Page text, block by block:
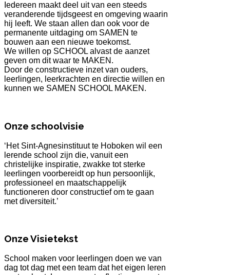
Iedereen maakt deel uit van een steeds
veranderende tijdsgeest en omgeving waarin
hij leeft. We staan allen dan ook voor de
permanente uitdaging om SAMEN te
bouwen aan een nieuwe toekomst.
We willen op SCHOOL alvast de aanzet
geven om dit waar te MAKEN.
Door de constructieve inzet van ouders,
leerlingen, leerkrachten en directie willen en
kunnen we SAMEN SCHOOL MAKEN.
Onze schoolvisie
‘Het Sint-Agnesinstituut te Hoboken wil een
lerende school zijn die, vanuit een
christelijke inspiratie, zwakke tot sterke
leerlingen voorbereidt op hun persoonlijk,
professioneel en maatschappelijk
functioneren door constructief om te gaan
met diversiteit.’
Onze Visietekst
School maken voor leerlingen doen we van
dag tot dag met een team dat het eigen leren